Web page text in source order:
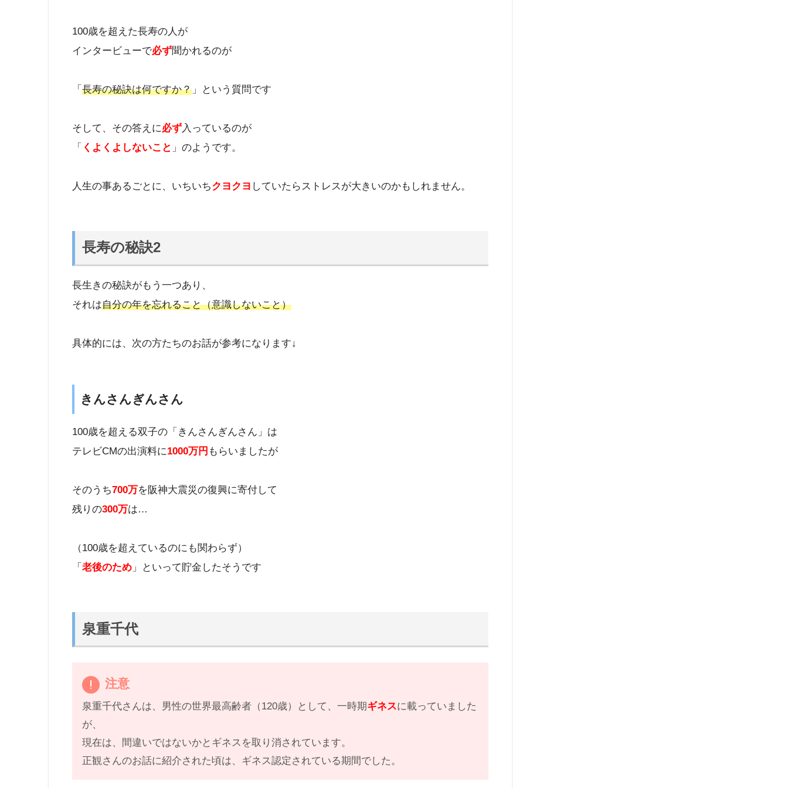
100歳を超えた長寿の人が
インタービューで必ず聞かれるのが
「 長寿の秘訣は何ですか？ 」という質問です
そして、その答えに必ず入っているのが
「 くよくよしないこと 」のようです。
人生の事あるごとに、いちいちクヨクヨ していたらストレスが大きいのかもしれません。
長寿の秘訣2
長生きの秘訣がもう一つあり、
それは自分の年を忘れること（意識しないこと）
具体的には、次の方たちのお話が参考になります↓
きんさんぎんさん
100歳を超える双子の「きんさんぎんさん」は
テレビCMの出演料に1000万円 もらいましたが
そのうち700万を阪神大震災の復興に寄付して
残りの300万は…
（100歳を超えているのにも関わらず）
「 老後のため 」といって貯金したそうです
泉重千代
注意
泉重千代さんは、男性の世界最高齢者（120歳）として、一時期ギネスに載っていました
が、
現在は、間違いではないかとギネスを取り消されています。
正観さんのお話に紹介された頃は、ギネス認定されている期間でした。